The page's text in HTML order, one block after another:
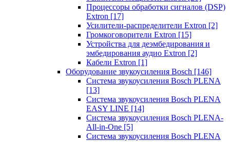
Процессоры обработки сигналов (DSP)
Extron [17]
Усилители-распределители Extron [2]
Громкоговорители Extron [15]
Устройства для деэмбедирования и
эмбедирования аудио Extron [2]
Кабели Extron [1]
Оборудование звукоусиления Bosch [146]
Система звукоусиления Bosch PLENA
[13]
Система звукоусиления Bosch PLENA
EASY LINE [14]
Система звукоусиления Bosch PLENA-
All-in-One [5]
Система звукоусиления Bosch PLENA